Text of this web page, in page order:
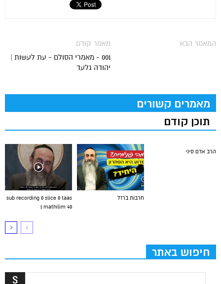
מאמר קודם
001 - מאמרי הסולם - עת לעשות |
יהודה גלעד
המאמר הבא
מאמרים קשורים
תוכן קודם
sub recording 0 slice 0 taas
1 mathilim 40
חרבות ברזל
הרב אדם סיני
חיפוש באתר